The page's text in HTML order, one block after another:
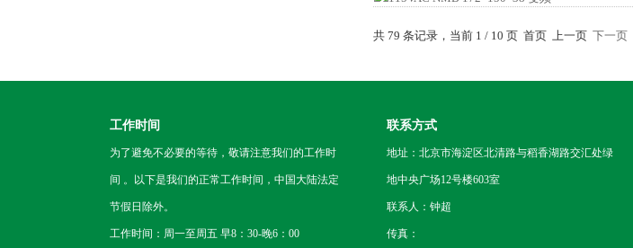
共 79 条记录，当前 1 / 10 页 首页 上一页 下一页
工作时间
为了避免不必要的等待，敬请注意我们的工作时
间 。以下是我们的正常工作时间，中国大陆法定
节假日除外。
工作时间：周一至周五 早8：30-晚6：00
联系方式
地址：北京市海淀区北清路与稻香湖路交汇处绿
地中央广场12号楼603室
联系人：钟超
传真：